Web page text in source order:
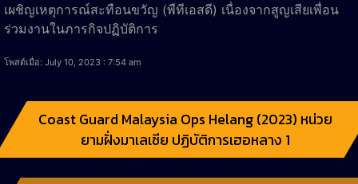
เผชิญเหตุการณ์สะทือนขวัญ (พืทีเอสดี) เนื่องจากสูญเสียเพื่อน
ร่วมงานในภารกิจปฏิบัติการ
โพสต์เมื่อ: July 10, 2023 : 7:54 am
Coast Guard Malaysia Ops Helang (2023) หน่วย
ยามฝั่งมาเลเซีย ปฏิบัติการเฮอหลาง 1